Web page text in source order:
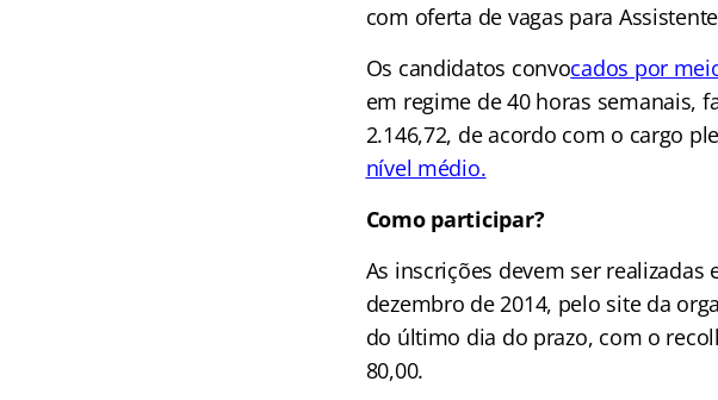
com oferta de vagas para
Os candidatos convocados por
em regime de 40 horas semanais,
2.146,72, de acordo com o cargo
nível médio.
Como participar?
As inscrições devem ser
dezembro de 2014, pelo site da
do último dia do prazo, com o
80,00.